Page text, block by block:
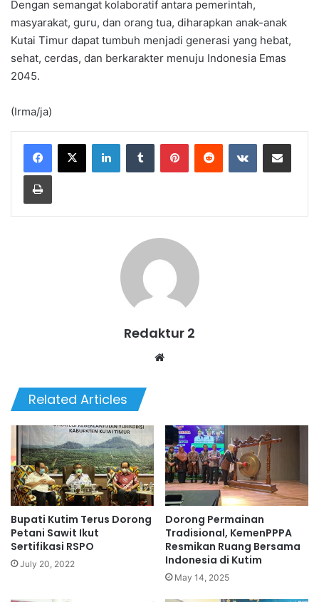
Dengan semangat kolaboratif antara pemerintah,
masyarakat, guru, dan orang tua, diharapkan anak-anak
Kutai Timur dapat tumbuh menjadi generasi yang hebat,
sehat, cerdas, dan berkarakter menuju Indonesia Emas
2045.
(Irma/ja)
LinkedInTumblr PinterestReddit VKontakteShare via Email
Print
Redaktur 2
Related Articles
Bupati Kutim Terus Dorong
Petani Sawit Ikut
Sertifikasi RSPO
July 20, 2022
Dorong Permainan
Tradisional, KemenPPPA
Resmikan Ruang Bersama
Indonesia di Kutim
May 14, 2025